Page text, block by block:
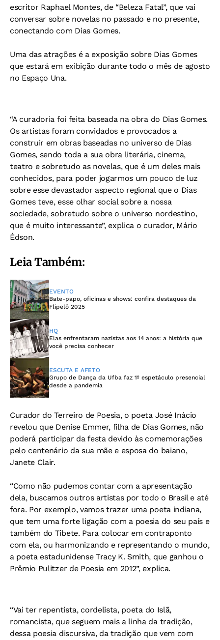
escritor Raphael Montes, de “Beleza Fatal”, que vai
conversar sobre novelas no passado e no presente,
conectando com Dias Gomes.
Uma das atrações é a exposição sobre Dias Gomes
que estará em exibição durante todo o mês de agosto
no Espaço Una.
“A curadoria foi feita baseada na obra do Dias Gomes.
Os artistas foram convidados e provocados a
construir em obras baseadas no universo de Dias
Gomes, sendo toda a sua obra literária, cinema,
teatro e sobretudo as novelas, que é um deles mais
conhecidos, para poder jogarmos um pouco de luz
sobre esse devastador aspecto regional que o Dias
Gomes teve, esse olhar social sobre a nossa
sociedade, sobretudo sobre o universo nordestino,
que é muito interessante”, explica o curador, Mário
Édson.
Leia Também:
EVENTO
Bate-papo, oficinas e shows: confira destaques da
Flipelô 2025
HQ
Elas enfrentaram nazistas aos 14 anos: a história que
você precisa conhecer
ESCUTA E AFETO
Grupo de Dança da Ufba faz 1º espetáculo presencial
desde a pandemia
Curador do Terreiro de Poesia, o poeta José Inácio
revelou que Denise Emmer, filha de Dias Gomes, não
poderá participar da festa devido às comemorações
pelo centenário da sua mãe e esposa do baiano,
Janete Clair.
“Como não pudemos contar com a apresentação
dela, buscamos outros artistas por todo o Brasil e até
fora. Por exemplo, vamos trazer uma poeta indiana,
que tem uma forte ligação com a poesia do seu país e
também do Tibete. Para colocar em contraponto
com ela, ou harmonizando e representando o mundo,
a poeta estadunidense Tracy K. Smith, que ganhou o
Prêmio Pulitzer de Poesia em 2012”, explica.
“Vai ter repentista, cordelista, poeta do Islã,
romancista, que seguem mais a linha da tradição,
dessa poesia discursiva, da tradição que vem com